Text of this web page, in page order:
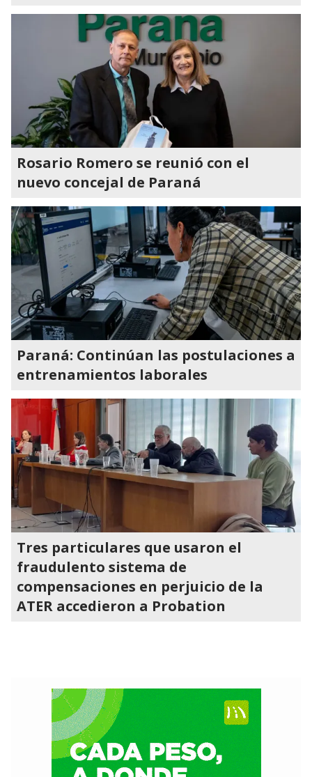
Rosario Romero se reunió con el
nuevo concejal de Paraná
Paraná: Continúan las postulaciones a
entrenamientos laborales
Tres particulares que usaron el
fraudulento sistema de
compensaciones en perjuicio de la
ATER accedieron a Probation